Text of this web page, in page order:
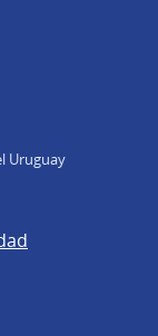
Uruguay